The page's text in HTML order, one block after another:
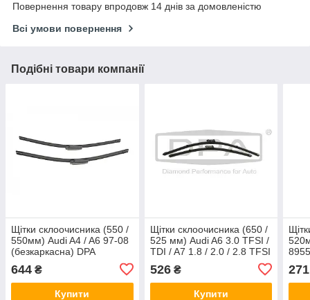
Повернення товару впродовж 14 днів за домовленістю
Всі умови повернення
Подібні товари компанії
Щітки склоочисника (550 /
550мм) Audi A4 / A6 97-08
(безкаркасна) DPA
644 ₴
Купити
Щітки склоочисника (650 /
525 мм) Audi A6 3.0 TFSI /
TDI / A7 1.8 / 2.0 / 2.8 TFSI
11-18 DPA 99981766402
526₴
Купити
271